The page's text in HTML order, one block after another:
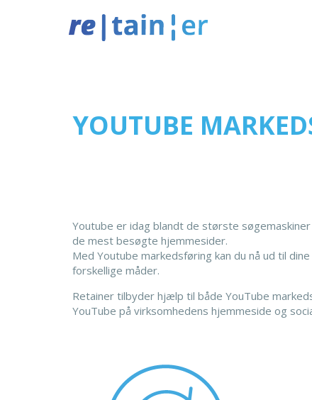
YOUTUBE
Youtube er idag blandt de største
de mest besøgte hjemmesider.
Med Youtube markedsføring kan du nå ud til
forskellige måder.
Retainer tilbyder hjælp til både YouTube
YouTube på virksomhedens hjemmeside og